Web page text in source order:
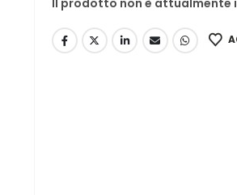
Il prodotto non è attualmente